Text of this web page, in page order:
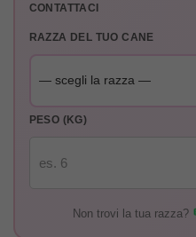
CONTATTACI
RAZZA DEL TUO CANE
PESO (KG)
Non trovi la tua razza?